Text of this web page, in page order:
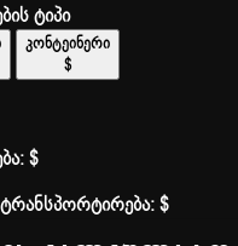
ტიპი
კონტეინერი
$
$
$